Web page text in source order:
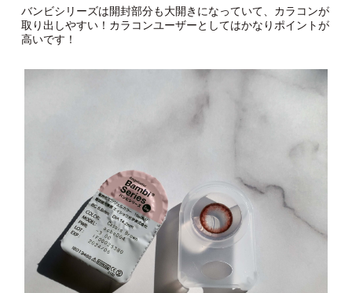
バンビシリーズは開封部分も大開きになっていて、カラコンが
取り出しやすい！カラコンユーザーとしてはかなりポイントが
高いです！